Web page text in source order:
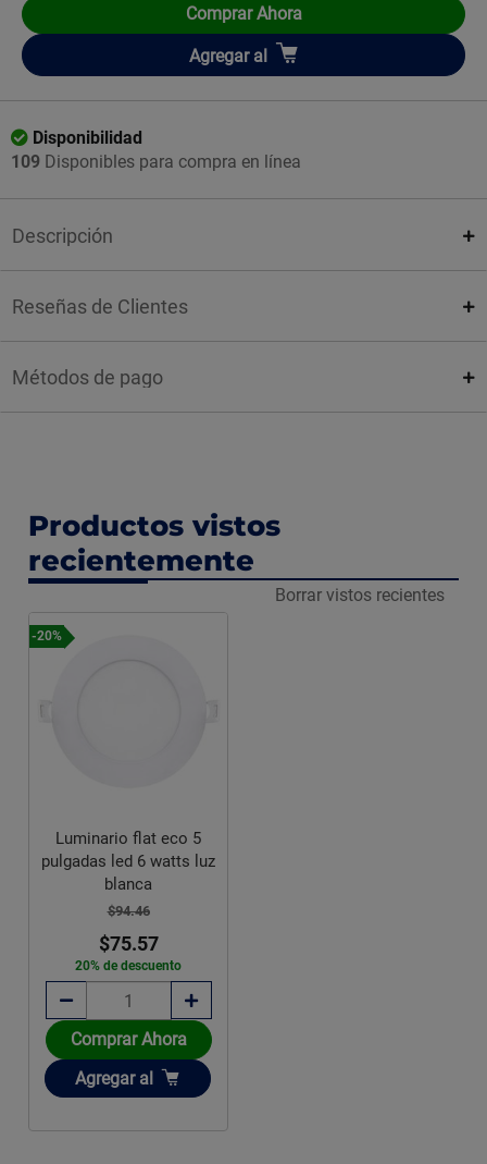
Comprar Ahora
Añadir
Agregar al
Disponibilidad
109 Disponibles para compra en línea
Descripción
Reseñas de Clientes
Métodos de pago
Productos vistos
recientemente
Borrar vistos recientes
-20%
Luminario flat eco 5
pulgadas led 6 watts luz
blanca
$94.46
$75.57
20% de descuento
Comprar Ahora
Añadir
Agregar al